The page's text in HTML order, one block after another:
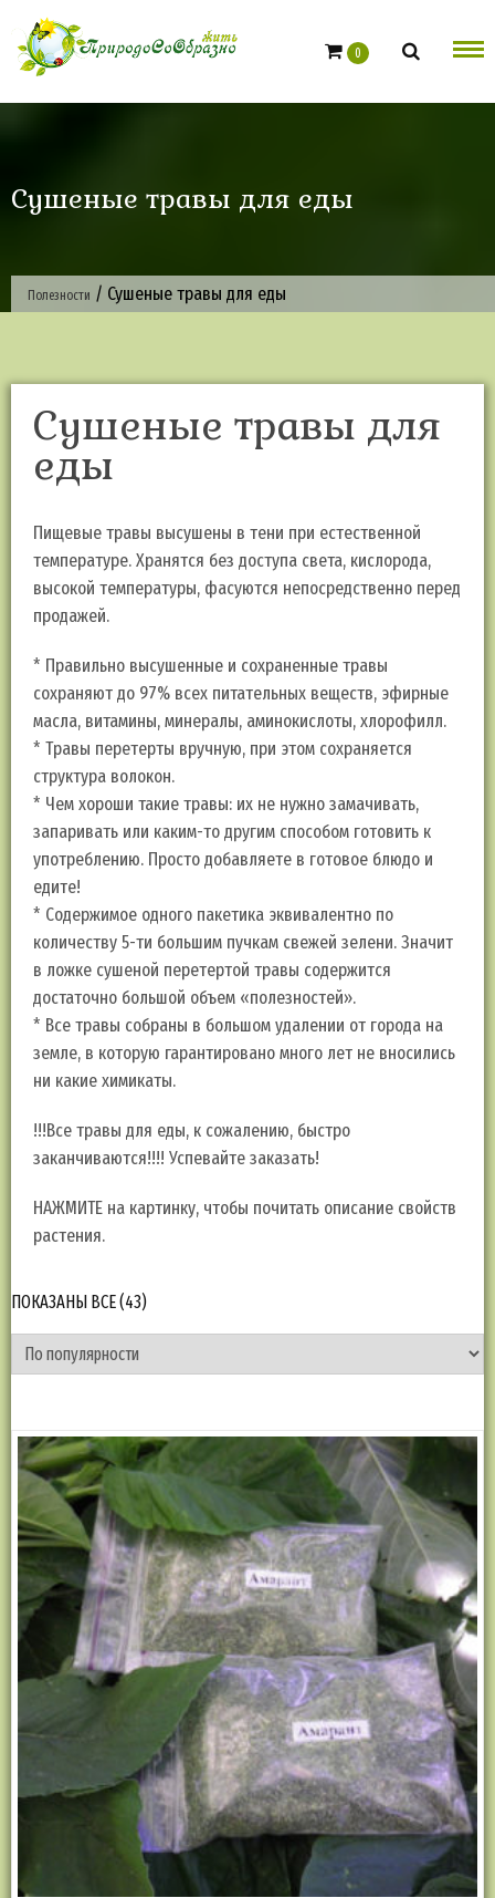
content
0
Сушеные травы для еды
Полезности / Сушеные травы для еды
Сушеные травы для
еды
Пищевые травы высушены в тени при естественной
температуре. Хранятся без доступа света, кислорода,
высокой температуры, фасуются непосредственно перед
продажей.
* Правильно высушенные и сохраненные травы
сохраняют до 97% всех питательных веществ, эфирные
масла, витамины, минералы, аминокислоты, хлорофилл.
* Травы перетерты вручную, при этом сохраняется
структура волокон.
* Чем хороши такие травы: их не нужно замачивать,
запаривать или каким-то другим способом готовить к
употреблению. Просто добавляете в готовое блюдо и
едите!
* Содержимое одного пакетика эквивалентно по
количеству 5-ти большим пучкам свежей зелени. Значит
в ложке сушеной перетертой травы содержится
достаточно большой объем «полезностей».
* Все травы собраны в большом удалении от города на
земле, в которую гарантировано много лет не вносились
ни какие химикаты.
!!!Все травы для еды, к сожалению, быстро
заканчиваются!!!! Успевайте заказать!
НАЖМИТЕ на картинку, чтобы почитать описание свойств
растения.
ПОКАЗАНЫ ВСЕ (43)